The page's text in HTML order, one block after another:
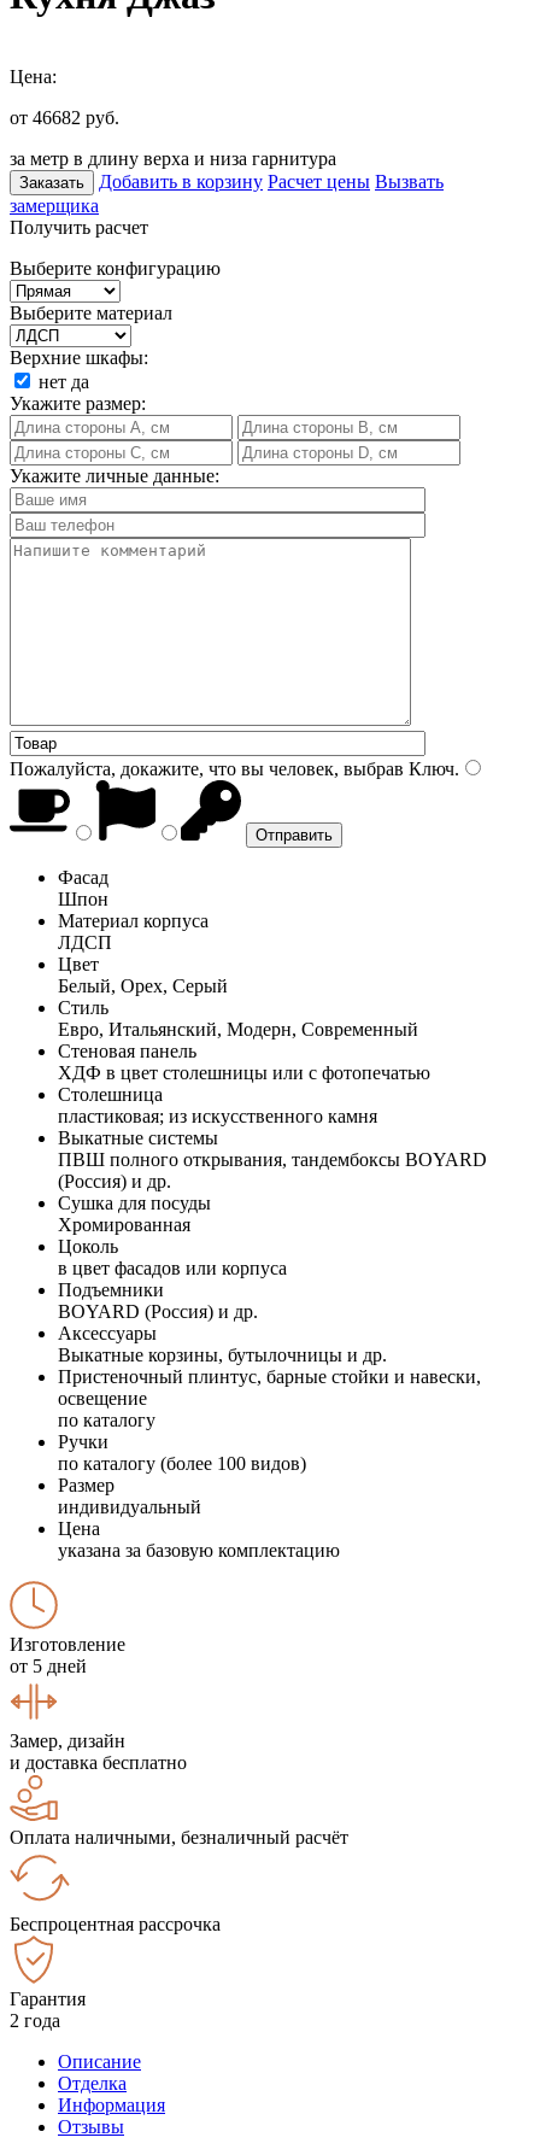
Цена:
от 46682 руб.
за метр в длину верха и низа гарнитура
Заказать Добавить в корзину Расчет цены Вызвать
замерщика
Получить расчет
Выберите конфигурацию
Выберите материал
Верхние шкафы:
нет да
Укажите размер:
Укажите личные данные:
Пожалуйста, докажите, что вы человек, выбрав Ключ.
Фасад
Шпон
Материал корпуса
ЛДСП
Цвет
Белый, Орех, Серый
Стиль
Евро, Итальянский, Модерн, Современный
Стеновая панель
ХДФ в цвет столешницы или с фотопечатью
Столешница
пластиковая; из искусственного камня
Выкатные системы
ПВШ полного открывания, тандембоксы BOYARD
(Россия) и др.
Сушка для посуды
Хромированная
Цоколь
в цвет фасадов или корпуса
Подъемники
BOYARD (Россия) и др.
Аксессуары
Выкатные корзины, бутылочницы и др.
Пристеночный плинтус, барные стойки и навески,
освещение
по каталогу
Ручки
по каталогу (более 100 видов)
Размер
индивидуальный
Цена
указана за базовую комплектацию
Изготовление
от 5 дней
Замер, дизайн
и доставка бесплатно
Оплата наличными, безналичный расчёт
Беспроцентная рассрочка
Гарантия
2 года
Описание
Отделка
Информация
Отзывы